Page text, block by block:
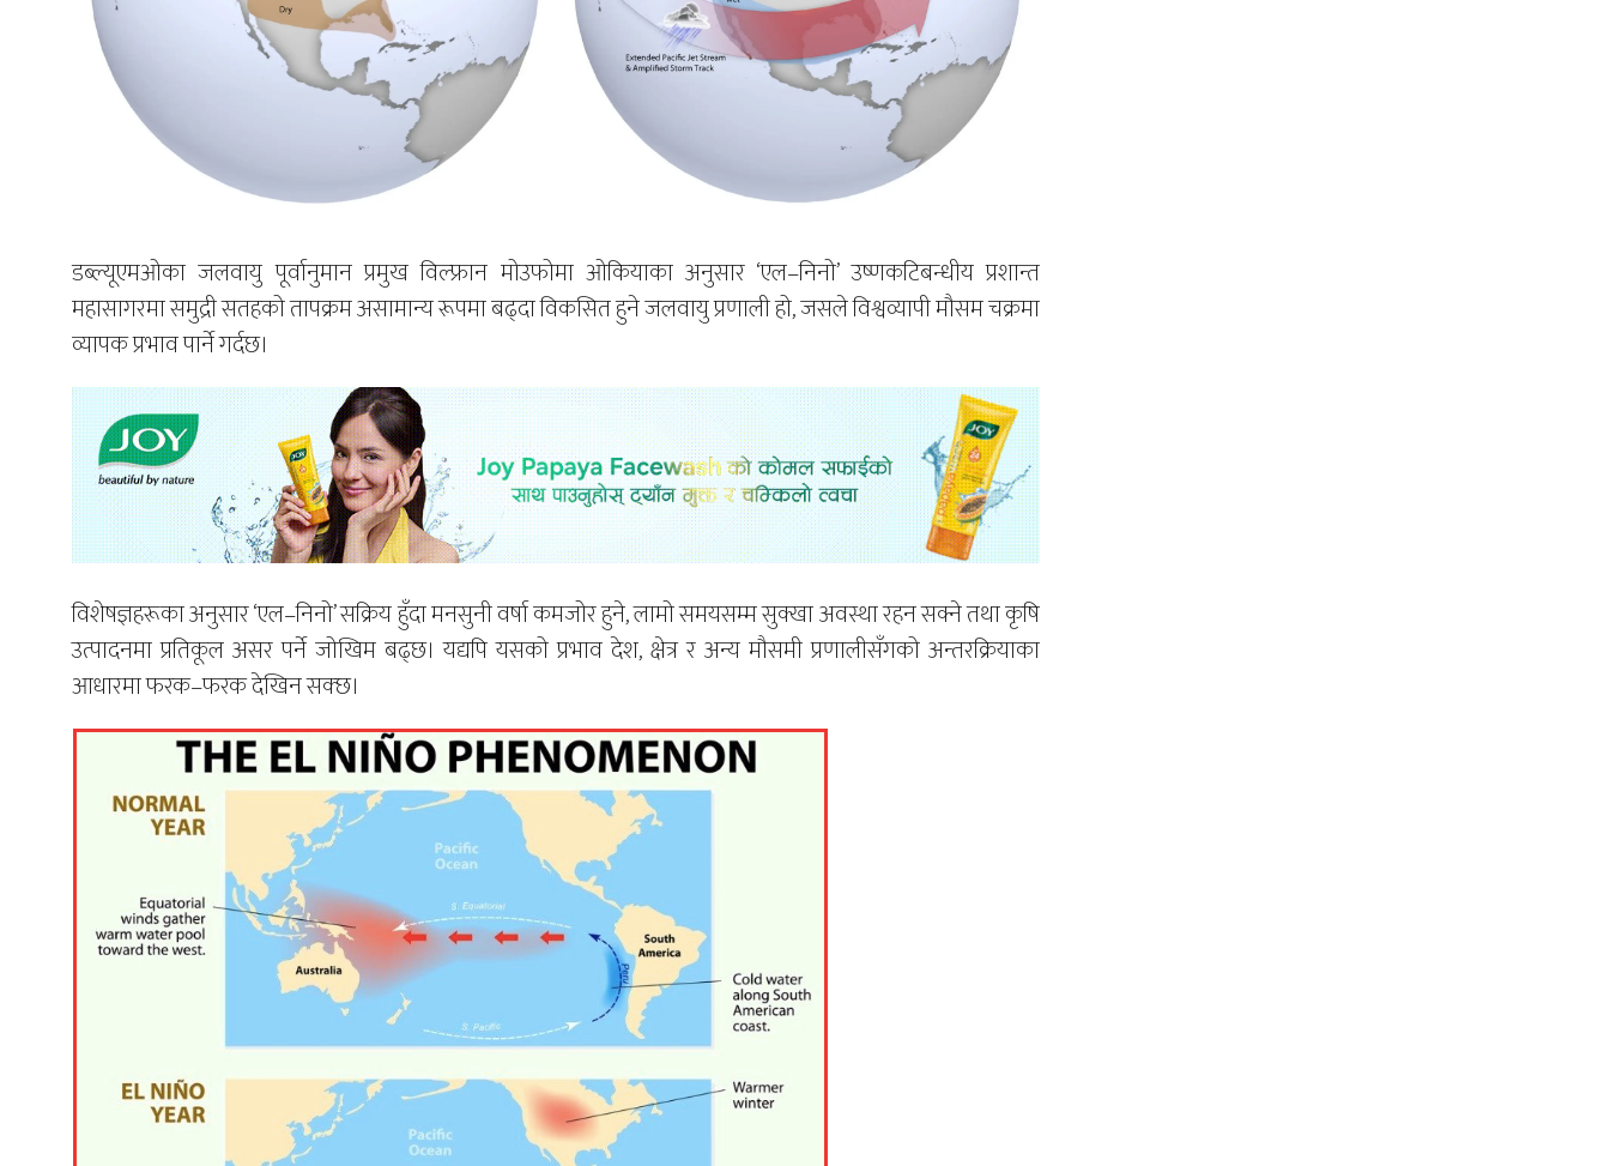
डब्ल्यूएमओका जलवायु पूर्वानुमान प्रमुख विल्फ्रान मोउफोमा ओकियाका अनुसार ‘एल–निनो’ उष्णकटिबन्धीय प्रशान्त
महासागरमा समुद्री सतहको तापक्रम असामान्य रूपमा बढ्दा विकसित हुने जलवायु प्रणाली हो, जसले विश्वव्यापी मौसम चक्रमा
व्यापक प्रभाव पार्ने गर्दछ।
विशेषज्ञहरूका अनुसार ‘एल–निनो’ सक्रिय हुँदा मनसुनी वर्षा कमजोर हुने, लामो समयसम्म सुक्खा अवस्था रहन सक्ने तथा कृषि
उत्पादनमा प्रतिकूल असर पर्ने जोखिम बढ्छ। यद्यपि यसको प्रभाव देश, क्षेत्र र अन्य मौसमी प्रणालीसँगको अन्तरक्रियाका
आधारमा फरक–फरक देखिन सक्छ।